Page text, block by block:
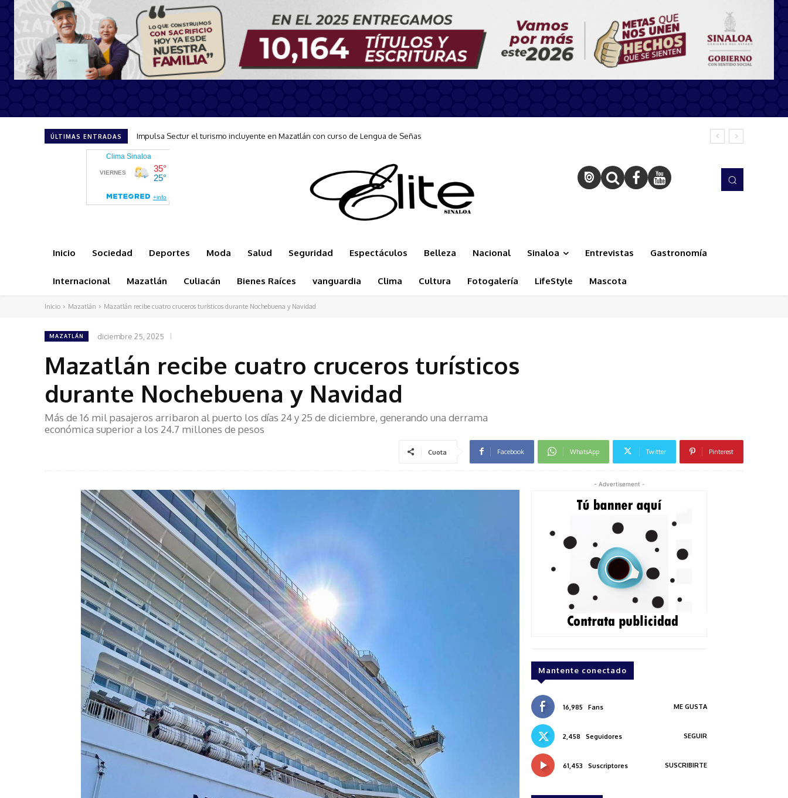
ÚLTIMAS ENTRADAS Minerva Osuna celebra la llegada de Dorados a Mazatlán y destaca su impulso a la economía local
Inicio Sociedad Deportes Moda Salud Seguridad Espectáculos Belleza Nacional Sinaloa Entrevistas Gastronomía
Internacional Mazatlán Culiacán Bienes Raíces vanguardia Clima Cultura Fotogalería LifeStyle Mascota
Inicio Mazatlán Mazatlán recibe cuatro cruceros turísticos durante Nochebuena y Navidad
MAZATLÁN diciembre 25, 2025
Mazatlán recibe cuatro cruceros turísticos
durante Nochebuena y Navidad
Más de 16 mil pasajeros arribaron al puerto los días 24 y 25 de diciembre, generando una derrama
económica superior a los 24.7 millones de pesos
Cuota Facebook WhatsApp Twitter Pinterest
- Advertisement -
Mantente conectado
16,985 Fans ME GUSTA
2,458 Seguidores SEGUIR
61,453 Suscriptores SUSCRIBIRTE